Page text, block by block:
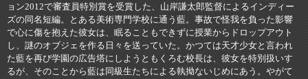
ョン2012で審査員特別賞を受賞した、山岸謙太郎監督によるインディー
ズの同名短編。とある美術専門学校に通う藍。事故で怪我を負った影響
で心に傷を抱えた彼女は、眠ることもできずに授業からドロップアウト
し、謎のオブジェを作る日々を送っていた。かつては天才少女と言われ
た藍を再び学園の広告塔にしようともくろむ校長は、彼女を特別扱いす
るが、そのことから藍は同級生たちによる執拗ないじめにあう。やがて